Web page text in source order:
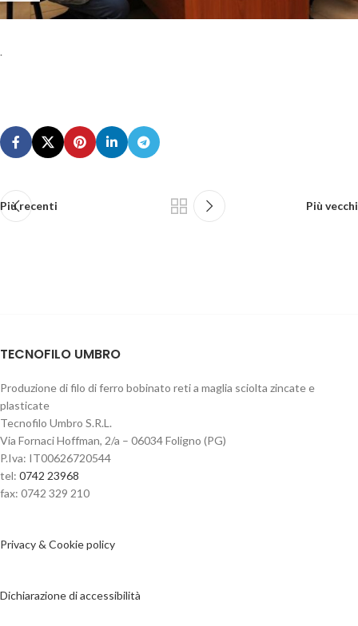
.
Più recenti Più vecchi
TECNOFILO UMBRO
Produzione di filo di ferro bobinato reti a maglia sciolta zincate e
plasticate
Tecnofilo Umbro S.R.L.
Via Fornaci Hoffman, 2/a – 06034 Foligno (PG)
P.Iva: IT00626720544
tel: 0742 23968
fax: 0742 329 210
Privacy & Cookie policy
Dichiarazione di accessibilità